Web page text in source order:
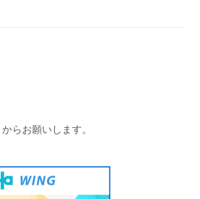
からお願いします。